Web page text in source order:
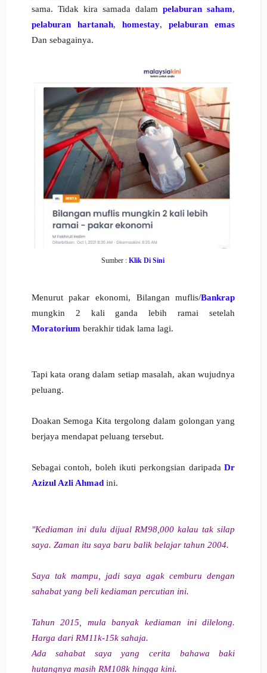
sama. Tidak kira samada dalampelaburan saham,
pelaburan hartanah, homestay,pelaburan emas
Dan sebagainya.
Sumber :Klik Di Sini
Menurut pakar ekonomi, Bilangan muflis/Bankrap
mungkin 2 kali ganda lebih ramai setelah
Moratoriumberakhir tidak lama lagi.
Tapi kata orang dalam setiap masalah, akan wujudnya
peluang.
Doakan Semoga Kita tergolong dalam golongan yang
berjaya mendapat peluang tersebut.
Sebagai contoh, boleh ikuti perkongsian daripadaDr
Azizul Azli Ahmadini.
"Kediaman ini dulu dijual RM98,000 kalau tak silap
saya. Zaman itu saya baru balik belajar tahun 2004.
Saya tak mampu, jadi saya agak cemburu dengan
sahabat yang beli kediaman percutian ini.
Tahun 2015, mula banyak kediaman ini dilelong.
Harga dari RM11k-15k sahaja.
Ada sahabat saya yang cerita bahawa baki
hutangnya masih RM108k hingga kini.